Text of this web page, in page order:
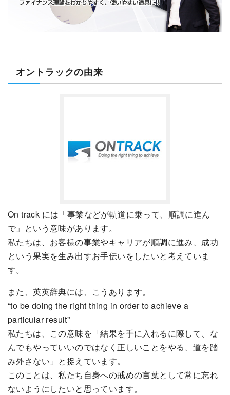
オントラックの由来
On track には「事業などが軌道に乗って、順調に進ん
で」という意味があります。
私たちは、お客様の事業やキャリアが順調に進み、成功
という果実を生み出すお手伝いをしたいと考えていま
す。
また、英英辞典には、こうあります。
“to be doing the right thing in order to achieve a
particular result”
私たちは、この意味を「結果を手に入れるに際して、な
んでもやっていいのではなく正しいことをやる、道を踏
み外さない」と捉えています。
このことは、私たち自身への戒めの言葉として常に忘れ
ないようにしたいと思っています。